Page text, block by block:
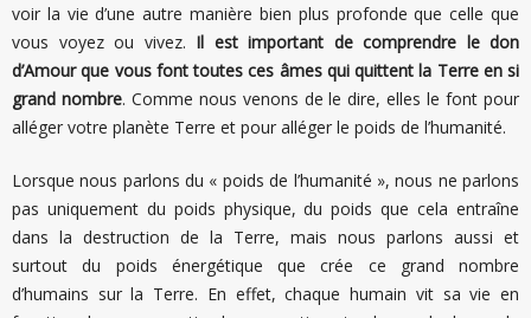
voir la vie d’une autre manière bien plus profonde que celle que
vous voyez ou vivez. Il est important de comprendre le don
d’Amour que vous font toutes ces âmes qui quittent la Terre en si
grand nombre. Comme nous venons de le dire, elles le font pour
alléger votre planète Terre et pour alléger le poids de l’humanité.
Lorsque nous parlons du « poids de l’humanité », nous ne parlons
pas uniquement du poids physique, du poids que cela entraîne
dans la destruction de la Terre, mais nous parlons aussi et
surtout du poids énergétique que crée ce grand nombre
d’humains sur la Terre. En effet, chaque humain vit sa vie en